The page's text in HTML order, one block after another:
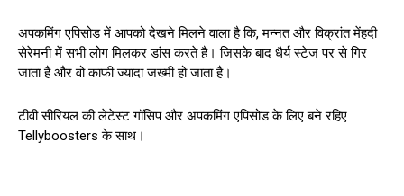
अपकमिंग एपिसोड में आपको देखने मिलने वाला है कि, मन्नत और विक्रांत मेंहदी
सेरेमनी में सभी लोग मिलकर डांस करते है। जिसके बाद धैर्य स्टेज पर से गिर
जाता है और वो काफी ज्यादा जख्मी हो जाता है।
टीवी सीरियल की लेटेस्ट गॉसिप और अपकमिंग एपिसोड के लिए बने रहिए
Tellyboosters के साथ।